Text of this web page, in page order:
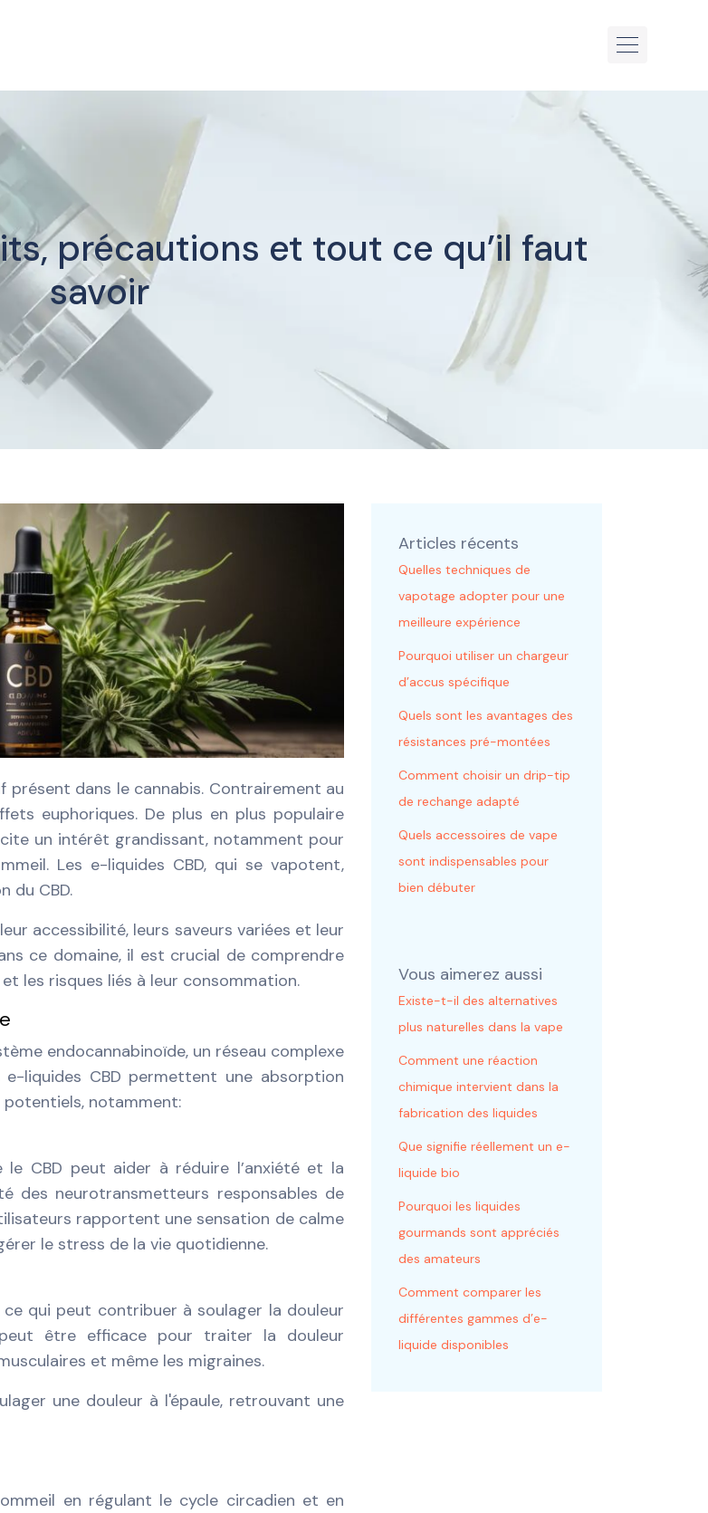
précautions et tout ce qu’il faut
savoir
présent dans le cannabis. Contrairement au
euphoriques. De plus en plus populaire
un intérêt grandissant, notamment pour
Les e-liquides CBD, qui se vapotent,
du CBD.
accessibilité, leurs saveurs variées et leur
ce domaine, il est crucial de comprendre
les risques liés à leur consommation.
endocannabinoïde, un réseau complexe
liquides CBD permettent une absorption
potentiels, notamment:
CBD peut aider à réduire l’anxiété et la
des neurotransmetteurs responsables de
rapportent une sensation de calme
le stress de la vie quotidienne.
qui peut contribuer à soulager la douleur
être efficace pour traiter la douleur
et même les migraines.
en régulant le cycle circadien et en
Articles récents
Quelles techniques de
vapotage adopter pour une
meilleure expérience
Pourquoi utiliser un chargeur
d’accus spécifique
Quels sont les avantages des
résistances pré-montées
Comment choisir un drip-tip
de rechange adapté
Quels accessoires de vape
sont indispensables pour
bien débuter
Vous aimerez aussi
Existe-t-il des alternatives
plus naturelles dans la vape
Comment une réaction
chimique intervient dans la
fabrication des liquides
Que signifie réellement un e-
liquide bio
Pourquoi les liquides
gourmands sont appréciés
des amateurs
Comment comparer les
différentes gammes d’e-
liquide disponibles